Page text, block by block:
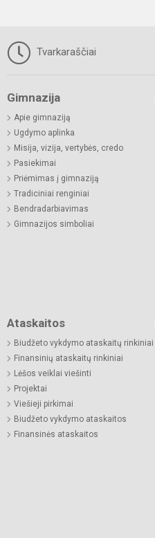
Tvarkaraščiai
Gimnazija
Apie gimnaziją
Ugdymo aplinka
Misija, vizija, vertybės, credo
Pasiekimai
Priėmimas į gimnaziją
Tradiciniai renginiai
Bendradarbiavimas
Gimnazijos simboliai
Ataskaitos
Biudžeto vykdymo ataskaitų rinkiniai
Finansinių ataskaitų rinkiniai
Lėšos veiklai viešinti
Projektai
Viešieji pirkimai
Biudžeto vykdymo ataskaitos
Finansinės ataskaitos